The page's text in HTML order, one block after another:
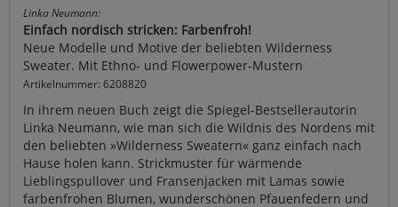
Linka Neumann:
Einfach nordisch stricken: Farbenfroh!
Neue Modelle und Motive der beliebten Wilderness
Sweater. Mit Ethno- und Flowerpower-Mustern
Artikelnummer: 6208820
In ihrem neuen Buch zeigt die Spiegel-Bestsellerautorin
Linka Neumann, wie man sich die Wildnis des Nordens mit
den beliebten »Wilderness Sweatern« ganz einfach nach
Hause holen kann. Strickmuster für wärmende
Lieblingspullover und Fransenjacken mit Lamas sowie
farbenfrohen Blumen, wunderschönen Pfauenfedern und